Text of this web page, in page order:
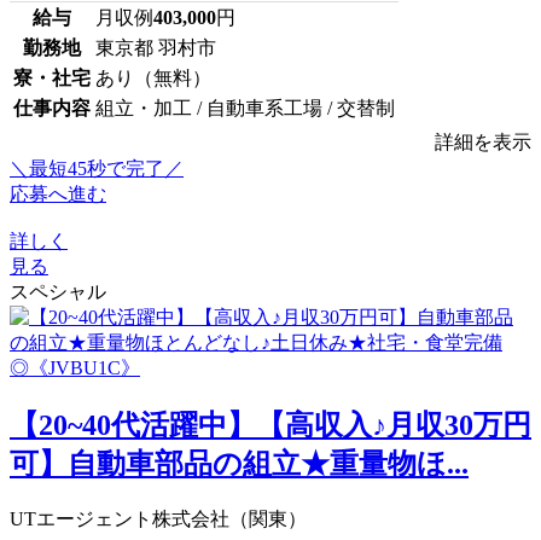
給与 月収例403,000円
勤務地
東京都 羽村市
寮・社宅 あり（無料）
仕事内容 組立・加工 / 自動車系工場 / 交替制
詳細を表示
＼最短45秒で完了／
応募へ進む
詳しく
見る
スペシャル
【20~40代活躍中】【高収入♪月収30万円
可】自動車部品の組立★重量物ほ...
UTエージェント株式会社（関東）